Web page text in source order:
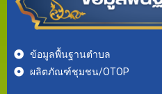
ข้อมูลพื้นฐานตำบล
ผลิตภัณฑ์ชุมชน/OTOP